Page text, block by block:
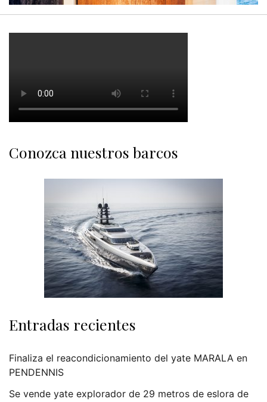
Conozca nuestros barcos
Entradas recientes
Finaliza el reacondicionamiento del yate MARALA en
PENDENNIS
Se vende yate explorador de 29 metros de eslora de